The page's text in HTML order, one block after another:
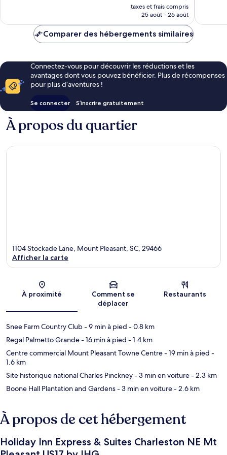
nouveau
prix
de
taxes et frais compris
25 août - 26 août
Comparer des hébergements similaires
Connectez-vous pour découvrir les réductions et les
avantages dont vous pouvez bénéficier. Plus de récompenses
pour plus d’aventures !
Se connecter S’inscrire gratuitement
À propos du quartier
Carte
1104 Stockade Lane, Mount Pleasant, SC, 29466
Afficher la carte
À proximité
Comment se
déplacer
Restaurants
Snee Farm Country Club- 9 min à pied - 0.8 km
Regal Palmetto Grande- 16 min à pied - 1.4 km
Centre commercial Mount Pleasant Towne Centre- 19 min à pied -
1.6 km
Site historique national Charles Pinckney- 3 min en voiture- 2.3 km
Boone Hall Plantation and Gardens- 3 min en voiture- 2.6 km
À propos de cet hébergement
Holiday Inn Express & Suites Charleston NE Mt